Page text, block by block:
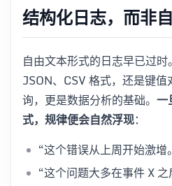
结构化日志，而非
自由文本形式的日志早已过
JSON、CSV 格式，还是键
询，更是数据分析的基础。 一
式，规律便会自然浮现：
“这个错误从上周开始激增
“这个问题大多在事件 X